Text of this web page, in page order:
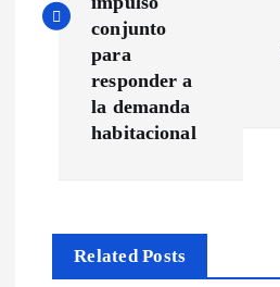
e
conjunto
para
responder a
la demanda
habitacional
Related Posts